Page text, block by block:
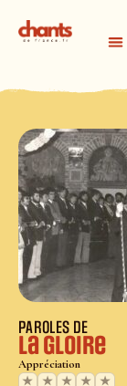
PAROLES DE
La Gloire
Appréciation
★
★ ★ ★ ★